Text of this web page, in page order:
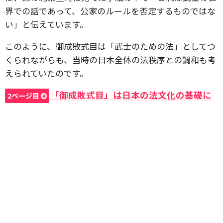
界での話であって、公家のルールを否定するものではな
い」と伝えています。
このように、御成敗式目は「武士のための法」としてつ
くられながらも、当時の日本全体の法秩序との調和も考
えられていたのです。
2ページ目 「御成敗式目」は日本の法文化の基礎に